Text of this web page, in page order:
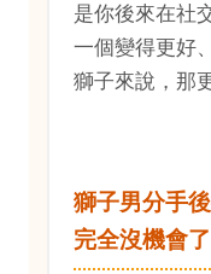
是你後來在社
一個變得更好
獅子來說，那
獅子男分手
完全沒機會